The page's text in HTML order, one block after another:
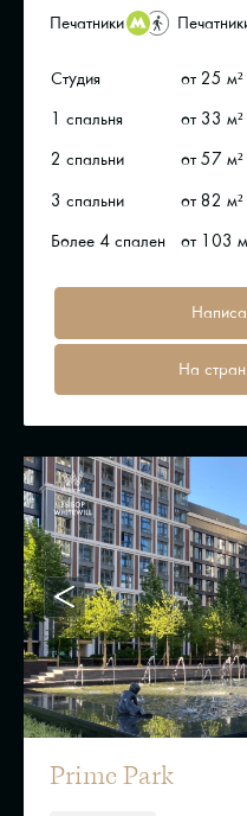
Печатники
Студия от 25 м²
1 спальня
от 33 м²
2 спальни
от 57 м²
3 спальни
от 82 м²
Более 4 спален
от 103
На
Prime Park